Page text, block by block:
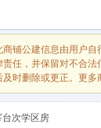
商铺公建信息由用户
责任，并保留对不合
及时删除或更正。更多
台次学区房